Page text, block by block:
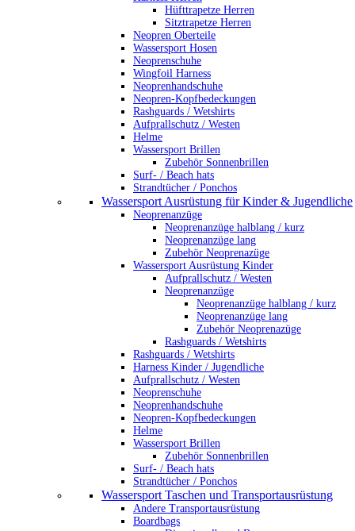
Hüfttrapetze Herren
Sitztrapetze Herren
Neopren Oberteile
Wassersport Hosen
Neoprenschuhe
Wingfoil Harness
Neoprenhandschuhe
Neopren-Kopfbedeckungen
Rashguards / Wetshirts
Aufprallschutz / Westen
Helme
Wassersport Brillen
Zubehör Sonnenbrillen
Surf- / Beach hats
Strandtücher / Ponchos
Wassersport Ausrüstung für Kinder & Jugendliche
Neoprenanzüge
Neoprenanzüge halblang / kurz
Neoprenanzüge lang
Zubehör Neoprenazüge
Wassersport Ausrüstung Kinder
Aufprallschutz / Westen
Neoprenanzüge
Neoprenanzüge halblang / kurz
Neoprenanzüge lang
Zubehör Neoprenazüge
Rashguards / Wetshirts
Rashguards / Wetshirts
Harness Kinder / Jugendliche
Aufprallschutz / Westen
Neoprenschuhe
Neoprenhandschuhe
Neopren-Kopfbedeckungen
Helme
Wassersport Brillen
Zubehör Sonnenbrillen
Surf- / Beach hats
Strandtücher / Ponchos
Wassersport Taschen und Transportausrüstung
Andere Transportausrüstung
Boardbags